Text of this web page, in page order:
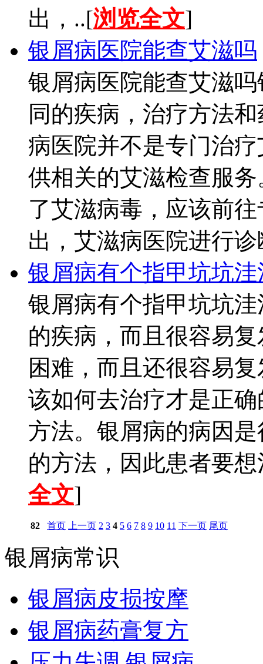
出，..[浏览全文]
银屑病医院能查艾滋吗
银屑病医院能查艾滋
同的疾病，治疗方法
病医院并不是专门治
供相关的艾滋检查服
了艾滋病毒，应该前
出，艾滋病医院进行
银屑病有个指甲坑坑洼
银屑病有个指甲坑坑
的疾病，而且很容易
困难，而且还很容易
该如何去治疗才是正
方法。银屑病的病因
的方法，因此患者要
全文]
82 首页 上一页 2 3 4 5 6 7 8 9 10 11 下一页 尾页
银屑病常识
银屑病皮损按摩
银屑病药膏复方